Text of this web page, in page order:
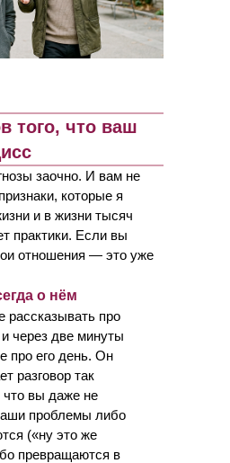
того, что ваш
заочно. И вам не
которые я
и в жизни тысяч
практики. Если вы
отношения — это уже
о нём
рассказывать про
через две минуты
про его день. Он
разговор так
что вы даже не
проблемы либо
(«ну это же
превращаются в